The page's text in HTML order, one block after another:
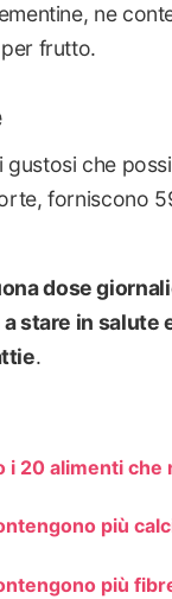
ne
frutto.
gustosi che
forniscono
dose
stare in salute
.
i 20 alimenti che
più
più